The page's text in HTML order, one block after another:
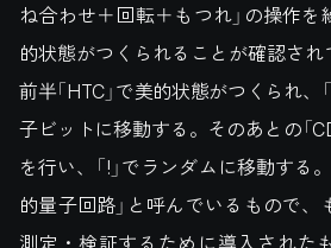
ね合わせ＋回転＋もつれ」の操作
的状態がつくられることが確認さ
前半「HTC」で美的状態がつくられ、
子ビットに移動する。そのあとの「
を行い、「!」でランダムに移動する
的量子回路」と呼んでいるもので